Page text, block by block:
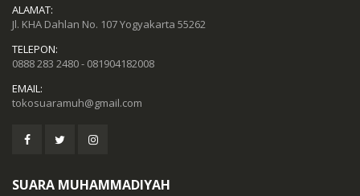
ALAMAT:
Jl. KHA Dahlan No. 107 Yogyakarta 55262
TELEPON:
0888 283 2480 - 081904182008
EMAIL:
tokosuaramuh@gmail.com
SUARA MUHAMMADIYAH